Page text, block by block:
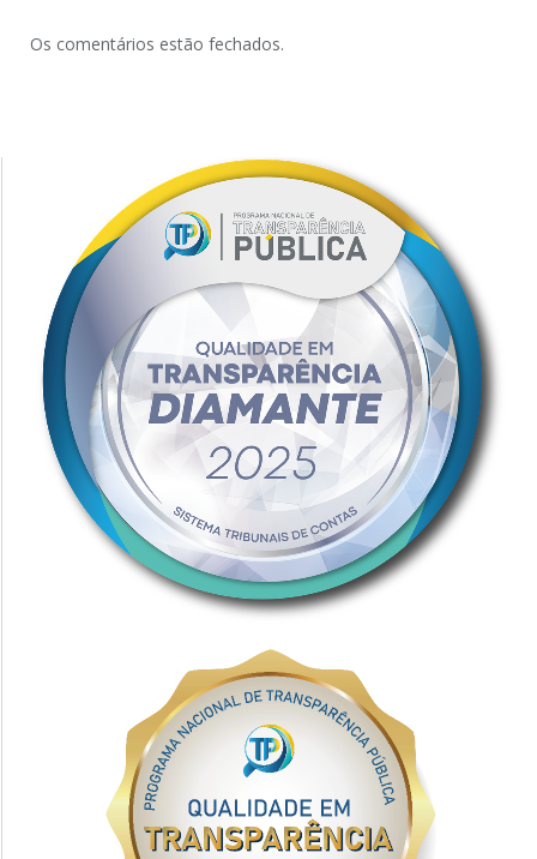
Os comentários estão fechados.